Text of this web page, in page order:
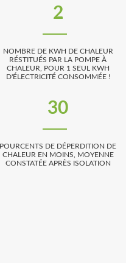
2
NOMBRE DE KWH DE CHALEUR
RÉSTITUÉS PAR LA POMPE À
CHALEUR, POUR 1 SEUL KWH
D'ÉLECTRICITÉ CONSOMMÉE !
30
POURCENTS DE DÉPERDITION DE
CHALEUR EN MOINS, MOYENNE
CONSTATÉE APRÈS ISOLATION